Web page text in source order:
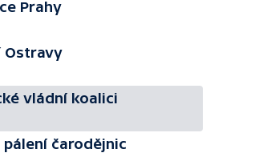
Prahy
Ostravy
vládní koalici
čarodějnic